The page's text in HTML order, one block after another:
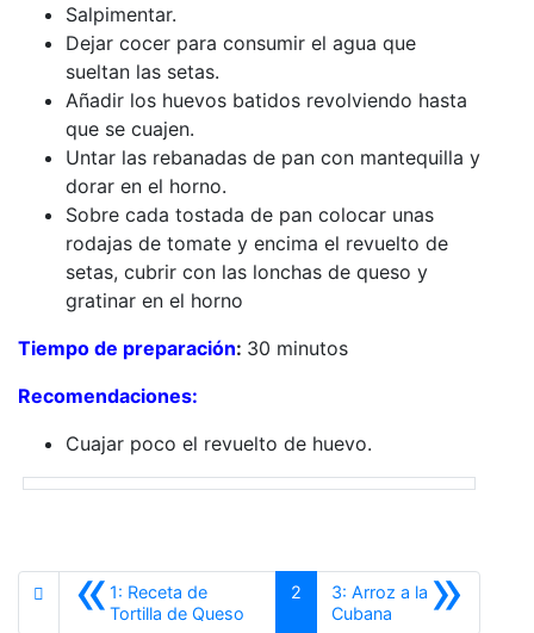
Salpimentar.
Dejar cocer para consumir el agua que
sueltan las setas.
Añadir los huevos batidos revolviendo hasta
que se cuajen.
Untar las rebanadas de pan con mantequilla y
dorar en el horno.
Sobre cada tostada de pan colocar unas
rodajas de tomate y encima el revuelto de
setas, cubrir con las lonchas de queso y
gratinar en el horno
Tiempo de preparación: 30 minutos
Recomendaciones:
Cuajar poco el revuelto de huevo.
«1: Receta de
Tortilla de Queso
2 »
3: Arroz a la
Cubana Siguiente